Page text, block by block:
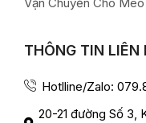
THÔNG TIN LIÊN
Hotlline/Zalo:
20-21 đường Số 3,